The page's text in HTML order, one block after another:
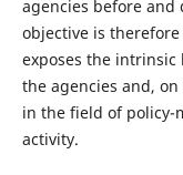
agencies before and
objective is
exposes the
the agencies and,
in the field of policy-
activity.